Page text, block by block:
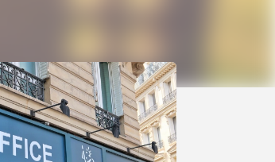
Nous écrire
Afficher le téléphone